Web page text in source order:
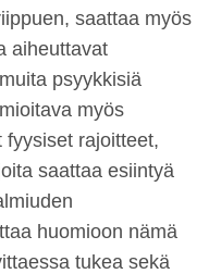
saattaa myös
aiheuttavat
psyykkisiä
myös
rajoitteet,
saattaa esiintyä
huomioon nämä
tukea sekä